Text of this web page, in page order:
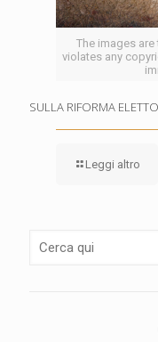
The images
violates any
SULLA RIFORMA
Leggi altro